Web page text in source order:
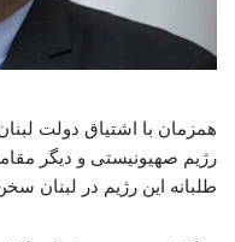
همزمان با اشتیاق دولت
رژیم صهیونیستی و دیگر
طلبانه این رژیم در لبنان